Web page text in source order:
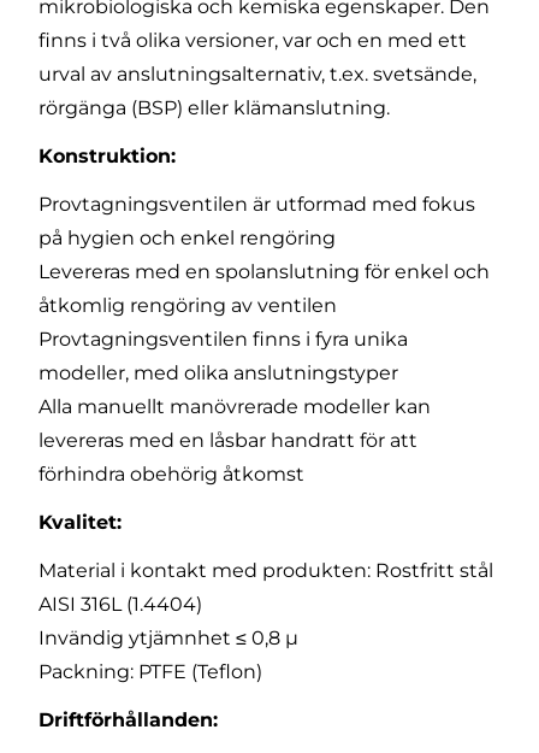
mikrobiologiska och kemiska egenskaper. Den
finns i två olika versioner, var och en med ett
urval av anslutningsalternativ, t.ex. svetsände,
rörgänga (BSP) eller klämanslutning.
Konstruktion:
Provtagningsventilen är utformad med fokus
på hygien och enkel rengöring
Levereras med en spolanslutning för enkel och
åtkomlig rengöring av ventilen
Provtagningsventilen finns i fyra unika
modeller, med olika anslutningstyper
Alla manuellt manövrerade modeller kan
levereras med en låsbar handratt för att
förhindra obehörig åtkomst
Kvalitet:
Material i kontakt med produkten: Rostfritt stål
AISI 316L (1.4404)
Invändig ytjämnhet ≤ 0,8 µ
Packning: PTFE (Teflon)
Driftförhållanden: